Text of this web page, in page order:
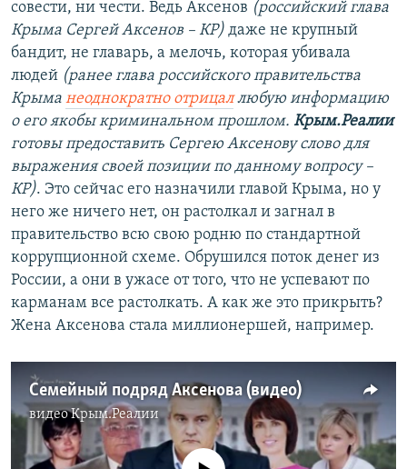
совести, ни чести. Ведь Аксенов (российский глава
Крыма Сергей Аксенов – КР) даже не крупный
бандит, не главарь, а мелочь, которая убивала
людей (ранее глава российского правительства
Крыма неоднократно отрицаллюбую информацию
о его якобы криминальном прошлом. Крым.Реалии
готовы предоставить Сергею Аксенову слово для
выражения своей позиции по данному вопросу –
КР). Это сейчас его назначили главой Крыма, но у
него же ничего нет, он растолкал и загнал в
правительство всю свою родню по стандартной
коррупционной схеме. Обрушился поток денег из
России, а они в ужасе от того, что не успевают по
карманам все растолкать. А как же это прикрыть?
Жена Аксенова стала миллионершей, например.
Семейный подряд Аксенова (видео)
видеоКрым.Реалии
No media source currently available